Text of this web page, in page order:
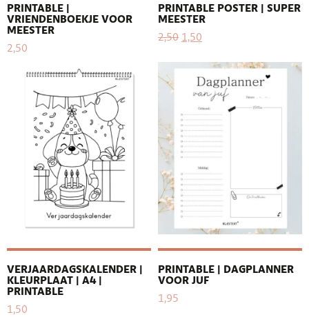
PRINTABLE |
VRIENDENBOEKJE VOOR
MEESTER
2,50
PRINTABLE POSTER | SUPER
MEESTER
2,50 1,50
VERJAARDAGSKALENDER |
KLEURPLAAT | A4 |
PRINTABLE
1,50
PRINTABLE | DAGPLANNER
VOOR JUF
1,95